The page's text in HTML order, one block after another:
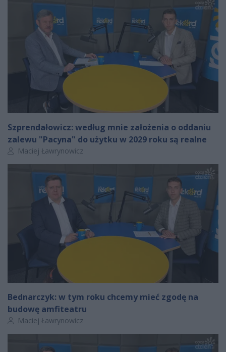
Szprendałowicz: według mnie założenia o oddaniu
zalewu "Pacyna" do użytku w 2029 roku są realne
Autor artykułu:
Maciej Ławrynowicz
Bednarczyk: w tym roku chcemy mieć zgodę na
budowę amfiteatru
Autor artykułu:
Maciej Ławrynowicz